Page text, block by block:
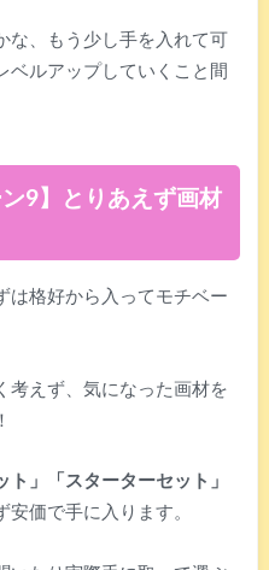
な、もう少し手を入れて可
ベルアップしていくこと間
9】とりあえず画材
は格好から入ってモチベー
考えず、気になった画材を
ト」「スターターセット」
価で手に入ります。